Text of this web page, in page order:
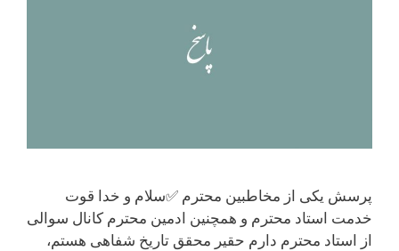
پرسش یکی از مخاطبین محترم ✅سلام و خدا قوت
خدمت استاد محترم و همچنین ادمین محترم کانال سوالی
از استاد محترم دارم حقیر محقق تاریخ شفاهی هستم،